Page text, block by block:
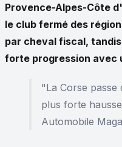
Provence-Alpes-Côte
le club fermé des
par cheval fiscal,
forte progression avec
"La Corse passe
plus forte
Automobile